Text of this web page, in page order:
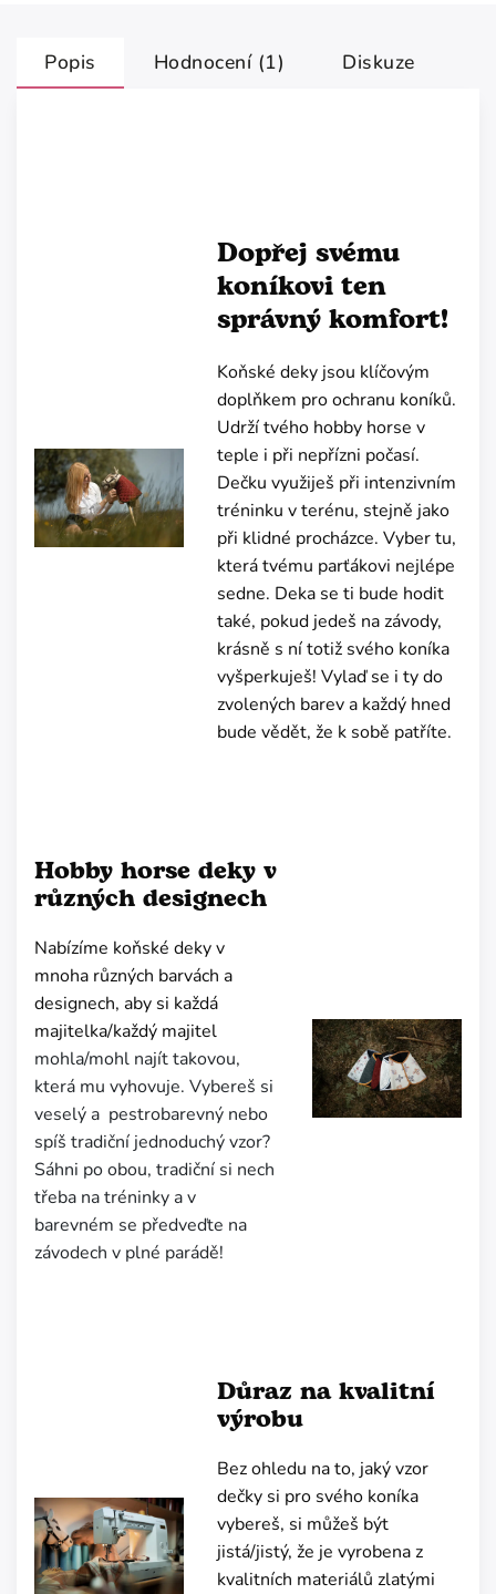
Popis Hodnocení (1) Diskuze
Dopřej svému
koníkovi ten
správný komfort!
Koňské deky jsou klíčovým
doplňkem pro ochranu koníků.
Udrží tvého hobby horse v
teple i při nepřízni počasí.
Dečku využiješ při intenzivním
tréninku v terénu, stejně jako
při klidné procházce. Vyber tu,
která tvému parťákovi nejlépe
sedne. Deka se ti bude hodit
také, pokud jedeš na závody,
krásně s ní totiž svého koníka
vyšperkuješ! Vylaď se i ty do
zvolených barev a každý hned
bude vědět, že k sobě patříte.
Hobby horse deky v
různých designech
Nabízíme koňské deky v
mnoha různých barvách a
designech, aby si každá
majitelka/každý majitel
mohla/mohl najít takovou,
která mu vyhovuje. Vybereš si
veselý a pestrobarevný nebo
spíš tradiční jednoduchý vzor?
Sáhni po obou, tradiční si nech
třeba na tréninky a v
barevném se předveďte na
závodech v plné parádě!
Důraz na kvalitní
výrobu
Bez ohledu na to, jaký vzor
dečky si pro svého koníka
vybereš, si můžeš být
jistá/jistý, že je vyrobena z
kvalitních materiálů zlatými